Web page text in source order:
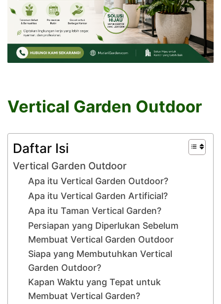
Vertical Garden Outdoor
Daftar Isi
Vertical Garden Outdoor
Apa itu Vertical Garden Outdoor?
Apa itu Vertical Garden Artificial?
Apa itu Taman Vertical Garden?
Persiapan yang Diperlukan Sebelum
Membuat Vertical Garden Outdoor
Siapa yang Membutuhkan Vertical
Garden Outdoor?
Kapan Waktu yang Tepat untuk
Membuat Vertical Garden?